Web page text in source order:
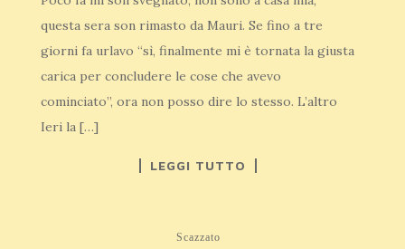
questa sera son rimasto da Mauri. Se fino a tre
giorni fa urlavo “sì, finalmente mi è tornata la giusta
carica per concludere le cose che avevo
cominciato”, ora non posso dire lo stesso. L’altro
Ieri la […]
LEGGI TUTTO
Scazzato